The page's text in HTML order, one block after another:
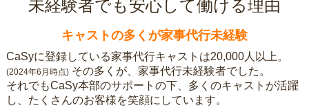
未経験者でも安心して働ける理由
キャストの多くが家事代行未経験
CaSyに登録している家事代行キャストは20,000人以上。
(2024年6月時点) その多くが、家事代行未経験者でした。
それでもCaSy本部のサポートの下、多くのキャストが活躍
し、たくさんのお客様を笑顔にしています。